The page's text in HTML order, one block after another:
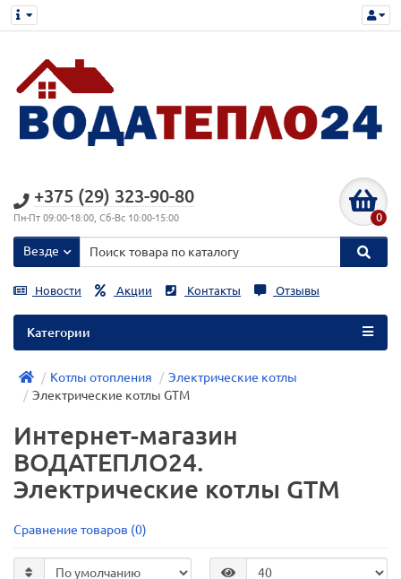
+375 (29) 323-90-80
Пн-Пт 09:00-18:00, Сб-Вс 10:00-15:00 0
Везде
Новости Акции Контакты Отзывы
Категории
Котлы отопления
Электрические котлы
Электрические котлы GTM
Интернет-магазин
ВОДАТЕПЛО24.
Электрические котлы GTM
Сравнение товаров (0)